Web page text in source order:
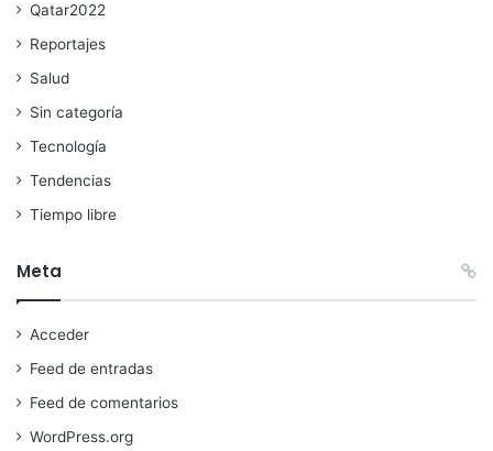
Qatar2022
Reportajes
Salud
Sin categoría
Tecnología
Tendencias
Tiempo libre
Meta
Acceder
Feed de entradas
Feed de comentarios
WordPress.org